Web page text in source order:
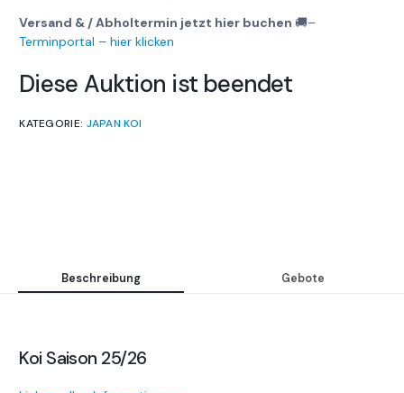
Versand & / Abholtermin jetzt hier buchen 🚚–
Terminportal – hier klicken
Diese Auktion ist beendet
KATEGORIE: JAPAN KOI
Beschreibung Gebote
Koi Saison 25/26